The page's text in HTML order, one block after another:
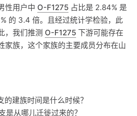
性用户中 O-F1275 占比是 2.84% 是
的 3.4 倍。且经过统计学检验，此
，我们推测 O-F1275 下游可能存在
家族，这个家族的主要成员分布在山
的建族时间是什么时候？
是从哪儿迁徙过来的？